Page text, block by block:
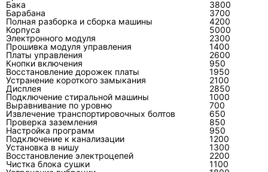
инженерных нюанса
Первый: загрязнённый наружный
теплообменник повышает температуру и
нагрузку на компрессор. В жару такая
система может отключаться по защите,
хотя внутри помещения пользователь
видит только слабое охлаждение.
Второй:лёд на испарителе не доказывает
нехватку хладагента. Он также появляется
при слабом воздушном потоке,
загрязнении, неисправности вентилятора
Бака
3800
Барабана
3700
Полная разборка и сборка машины
4200
Корпуса
5000
Электронного модуля
2300
Прошивка модуля управления
1400
Платы управления
2600
Кнопки включения
950
Восстановление дорожек платы
1950
Устранение короткого замыкания
2100
Дисплея
2850
Подключение стиральной машины
1000
Выравнивание по уровню
700
Извлечение транспортировочных болтов
650
Проверка заземления
850
Настройка программ
950
Подключение к канализации
1200
Установка в нишу
1300
Восстановление электроцепей
2200
Чистка блока сушки
1100